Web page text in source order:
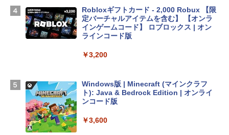
ームカメラ、日本語キーボード、Touch I
D - シルバー
￥261,414
SSD インテル Core 5
￥129,800
Robloxギフトカード - 2,000 Robux 【限
定バーチャルアイテムを含む】 【オンラ
インゲームコード】 ロブロックス | オン
ラインコード版
￥3,200
Windows版 | Minecraft (マインクラフ
ト): Java & Bedrock Edition | オンライ
ンコード版
￥3,600